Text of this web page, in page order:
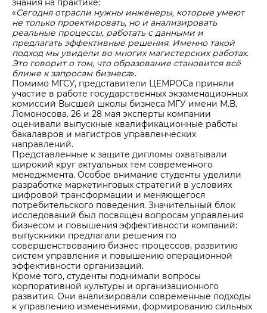
знания на практике:
«Сегодня отрасли нужны инженеры, которые умеют
не только проектировать, но и анализировать
реальные процессы, работать с данными и
предлагать эффективные решения. Именно такой
подход мы увидели во многих магистерских работах.
Это говорит о том, что образование становится всё
ближе к запросам бизнеса».
Помимо МГСУ, представители ЦЕМРОСа приняли
участие в работе государственных экзаменационных
комиссий Высшей школы бизнеса МГУ имени М.В.
Ломоносова. 26 и 28 мая эксперты компании
оценивали выпускные квалификационные работы
бакалавров и магистров управленческих
направлений.
Представленные к защите дипломы охватывали
широкий круг актуальных тем современного
менеджмента. Особое внимание студенты уделили
разработке маркетинговых стратегий в условиях
цифровой трансформации и меняющегося
потребительского поведения. Значительный блок
исследований был посвящён вопросам управления
бизнесом и повышения эффективности компаний:
выпускники предлагали решения по
совершенствованию бизнес-процессов, развитию
систем управления и повышению операционной
эффективности организаций.
Кроме того, студенты поднимали вопросы
корпоративной культуры и организационного
развития. Они анализировали современные подходы
к управлению изменениями, формированию сильных